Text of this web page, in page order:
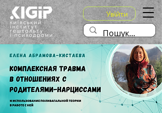
Увійти